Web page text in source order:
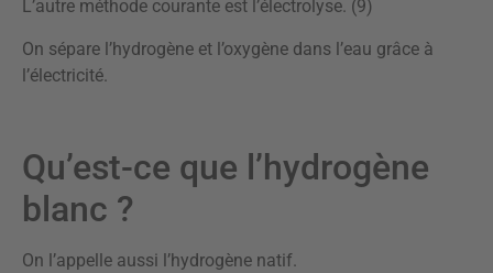
L’autre méthode courante est l’électrolyse. (9)
On sépare l’hydrogène et l’oxygène dans l’eau grâce à
l’électricité.
Qu’est-ce que l’hydrogène
blanc ?
On l’appelle aussi l’hydrogène natif.